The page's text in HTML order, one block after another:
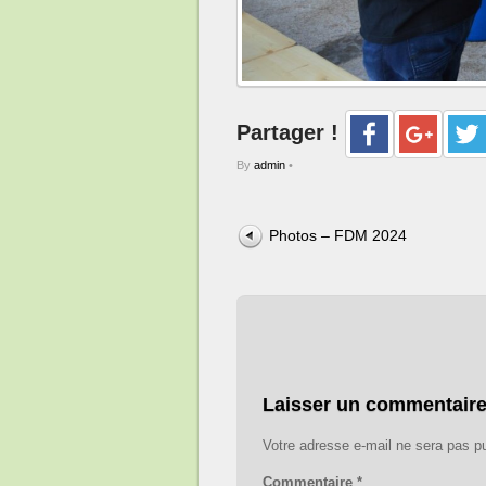
Partager !
By admin •
Photos – FDM 2024
Laisser un commentaire
Votre adresse e-mail ne sera pas
Commentaire *